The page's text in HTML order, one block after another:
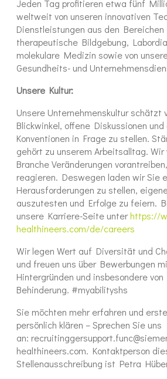
Jeden Tag profitieren etwa fünf
weltweit von unseren innovativen
Dienstleistungen aus den
therapeutische Bildgebung,
molekulare Medizin sowie von
Gesundheits- und
Unsere Kultur:
Unsere Unternehmenskultur schätzt
Blickwinkel, offene Diskussionen und
Konventionen in Frage zu stellen.
gehört zu unserem Arbeitsalltag. Wir
Branche Veränderungen
reagieren. Deswegen laden wir Sie
Herausforderungen zu stellen,
auszutesten und Erfolge zu feiern.
unsere Karriere-Seite unterhttps://
healthineers.com/de/careers
Wir legen Wert auf Diversität und
und freuen uns über Bewerbungen
Hintergründen und insbesondere
Behinderung. #myabilityshs
Sie möchten mehr erfahren und
persönlich klären – Sprechen Sie uns
an:
healthineers.com. Kontaktperson
Stellenausschreibung ist Petra